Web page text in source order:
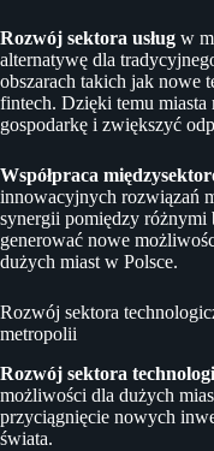
Rozwój sektora usług w
alternatywę dla
obszarach takich jak nowe
fintech. Dzięki temu
gospodarkę i zwiększyć
Współpraca
innowacyjnych rozwiązań
synergii pomiędzy różnymi
generować nowe
dużych miast w Polsce.
Rozwój sektora
metropolii
Rozwój sektora
możliwości dla dużych
przyciągnięcie nowych
świata.